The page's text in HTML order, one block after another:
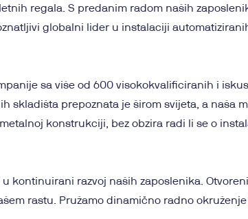
regala. S predanim radom naših
globalni lider u instalaciji
sa više od 600 visokokvalificiranih i
skladišta prepoznata je širom svijeta, a naša
konstrukciji, bez obzira radi li se o
kontinuirani razvoj naših zaposlenika.
rastu. Pružamo dinamično radno